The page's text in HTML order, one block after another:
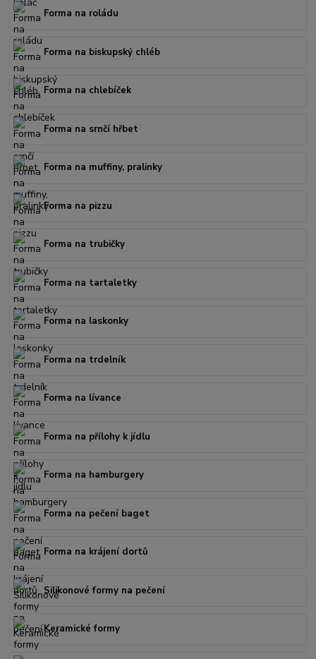
Forma na roládu
Forma na biskupský chléb
Forma na chlebíček
Forma na srnčí hřbet
Forma na muffiny, pralinky
Forma na pizzu
Forma na trubičky
Forma na tartaletky
Forma na laskonky
Forma na trdelník
Forma na lívance
Forma na přílohy k jídlu
Forma na hamburgery
Forma na pečení baget
Forma na krájení dortů
Silikonové formy na pečení
Keramické formy